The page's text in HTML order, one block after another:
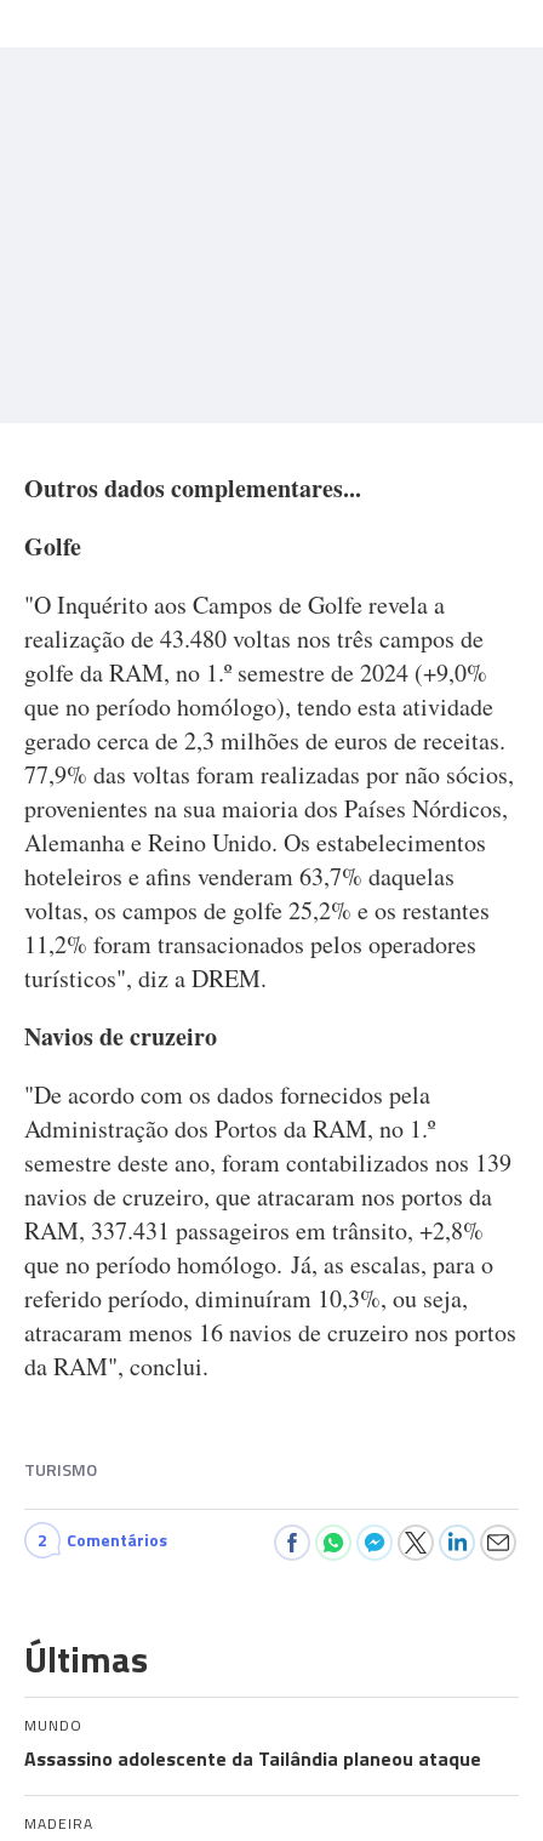
Outros dados complementares...
Golfe
"O Inquérito aos Campos de Golfe revela a
realização de 43.480 voltas nos três campos de
golfe da RAM, no 1.º semestre de 2024 (+9,0%
que no período homólogo), tendo esta atividade
gerado cerca de 2,3 milhões de euros de receitas.
77,9% das voltas foram realizadas por não sócios,
provenientes na sua maioria dos Países Nórdicos,
Alemanha e Reino Unido. Os estabelecimentos
hoteleiros e afins venderam 63,7% daquelas
voltas, os campos de golfe 25,2% e os restantes
11,2% foram transacionados pelos operadores
turísticos", diz a DREM.
Navios de cruzeiro
"De acordo com os dados fornecidos pela
Administração dos Portos da RAM, no 1.º
semestre deste ano, foram contabilizados nos 139
navios de cruzeiro, que atracaram nos portos da
RAM, 337.431 passageiros em trânsito, +2,8%
que no período homólogo. Já, as escalas, para o
referido período, diminuíram 10,3%, ou seja,
atracaram menos 16 navios de cruzeiro nos portos
da RAM", conclui.
TURISMO
2 Comentários
Últimas
MUNDO
Assassino adolescente da Tailândia planeou ataque
MADEIRA